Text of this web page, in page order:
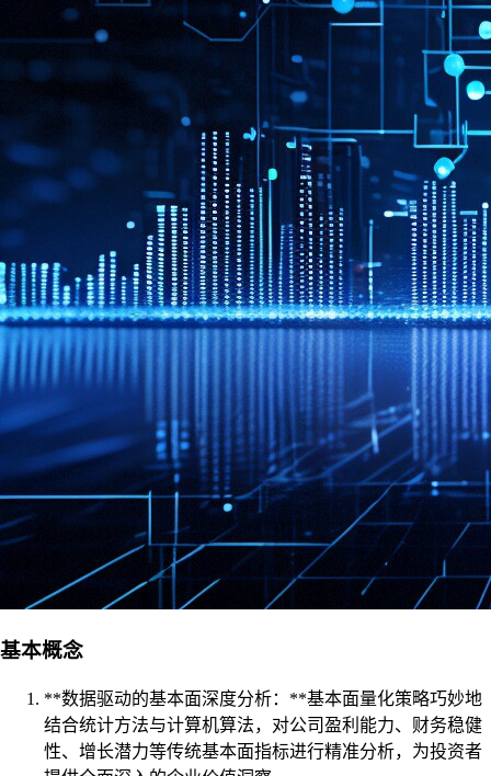
基本概念
**数据驱动的基本面深度分析：**基本面量化策略巧妙地
结合统计方法与计算机算法，对公司盈利能力、财务稳健
性、增长潜力等传统基本面指标进行精准分析，为投资者